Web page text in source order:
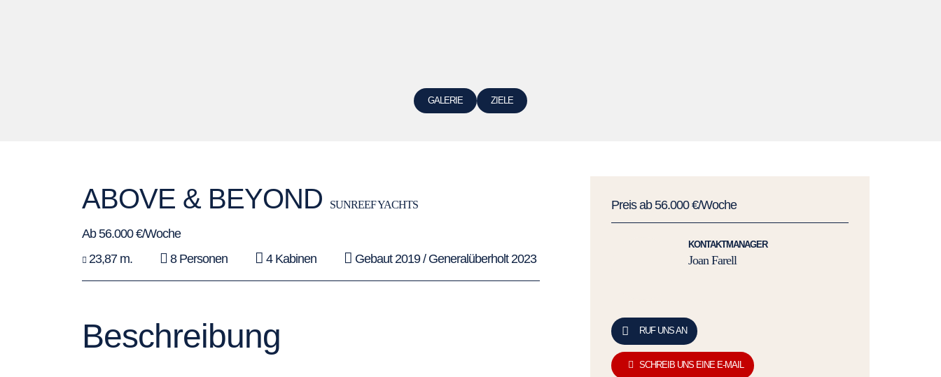
GALERIE ZIELE
ABOVE & BEYOND SUNREEF YACHTS
Ab 56.000 €/Woche
23,87 m.
8 Personen 4 Kabinen Gebaut 2019 / Generalüberholt 2023
Beschreibung
Preis ab 56.000 €/Woche
KONTAKTMANAGER
Joan Farell
RUF UNS AN
SCHREIB UNS EINE E-MAIL